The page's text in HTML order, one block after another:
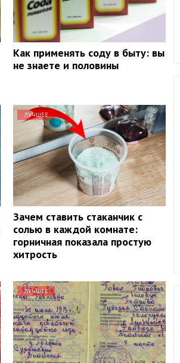
Как применять соду в быту: вы
не знаете и половины
ЛУЧШЕЕ
Зачем ставить стаканчик с
солью в каждой комнате:
горничная показала простую
хитрость
ЛУЧШЕЕ